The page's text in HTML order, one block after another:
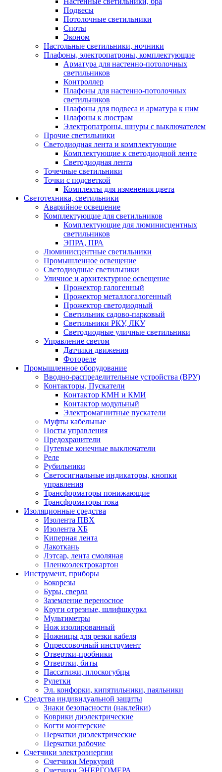
Подвесы
Потолочные светильники
Споты
Эконом
Настольные светильники, ночники
Плафоны, электропатроны, комплектующие
Арматура для настенно-потолочных
светильников
Контроллер
Плафоны для настенно-потолочных
светильников
Плафоны для подвеса и арматура к ним
Плафоны к люстрам
Электропатроны, шнуры с выключателем
Прочие светильники
Светодиодная лента и комплектующие
Комплектующие к светодиодной ленте
Светодиодная лента
Точечные светильники
Точки с подсветкой
Комплекты для изменения цвета
Светотехника, светильники
Аварийное освещение
Комплектующие для светильников
Комплектующие для люминисцентных
светильников
ЭПРА, ПРА
Люминисцентные светильники
Промышленное освещение
Светодиодные светильники
Уличное и архитектурное освещение
Прожектор галогенный
Прожектор металлогалогенный
Прожектор светодиодный
Светильник садово-парковый
Светильники РКУ, ЛКУ
Светодиодные уличные светильники
Управление светом
Датчики движения
Фотореле
Промышленное оборудование
Вводно-распределительные устройства (ВРУ)
Контакторы, Пускатели
Контактор КМН и КМИ
Контактор модульный
Электромагнитные пускатели
Муфты кабельные
Посты управления
Предохранители
Путевые конечные выключатели
Реле
Рубильники
Светосигнальные индикаторы, кнопки
управления
Трансформаторы понижающие
Трансформаторы тока
Изоляционные средства
Изолента ПВХ
Изолента ХБ
Киперная лента
Лакоткань
Лэтсар, лента смоляная
Пленкоэлектрокартон
Инструмент, приборы
Бокорезы
Буры, сверла
Заземление переносное
Круги отрезные, шлифшкурка
Мультиметры
Нож изолированный
Ножницы для резки кабеля
Опрессовочный инструмент
Отвертки-пробники
Отвертки, биты
Пассатижи, плоскогубцы
Рулетки
Эл. конфорки, кипятильники, паяльники
Средства индивидуальной защиты
Знаки безопасности (наклейки)
Коврики диэлектрические
Когти монтерские
Перчатки диэлектрические
Перчатки рабочие
Счетчики электроэнергии
Счетчики Меркурий
Счетчики ЭНЕРГОМЕРА